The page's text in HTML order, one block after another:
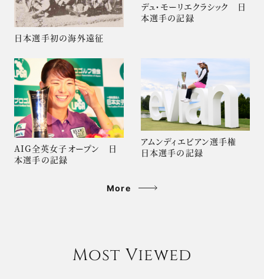
日本選手初の海外遠征
デュ・モーリエクラシック 日
本選手の記録
AIG全英女子オープン 日
本選手の記録
アムンディエビアン選手権
日本選手の記録
More
Most Viewed